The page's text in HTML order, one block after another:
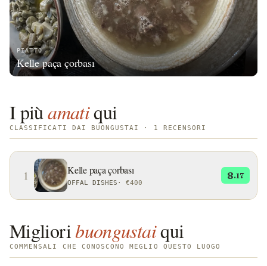
PIATTO
Kelle paça çorbası
I piùamatiqui
CLASSIFICATI DAI BUONGUSTAI · 1 RECENSORI
1 Kelle paça çorbası
OFFAL DISHES · €400
8.17
Miglioribuongustaiqui
COMMENSALI CHE CONOSCONO MEGLIO QUESTO LUOGO